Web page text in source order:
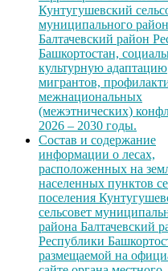
Кунтугушевский
муниципального
Балтачевский район
Башкортостан,
культурную адаптацию
мигрантов,
межнациональных
(межэтнических)
2026 – 2030 годы.
Состав и содержание
информации о лесах,
расположенных на
населенных пунктов
поселения
сельсовет
района Балтачевский
Республики
размещаемой на